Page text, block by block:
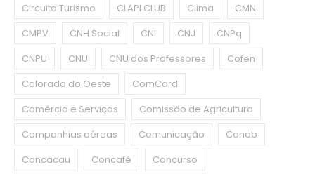
Circuito Turismo
CLAPI CLUB Clima
CMN
CMPV
CNH Social CNI CNJ
CNPq
CNPU
CNU CNU dos Professores
Cofen
Colorado do Oeste
ComCard
Comércio e Serviços
Comissão de Agricultura
Companhias aéreas
Comunicação
Conab
Concacau
Concafé
Concurso